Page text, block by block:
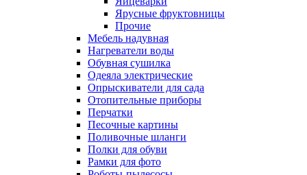
Ярусные фруктовницы
Прочие
Мебель надувная
Нагреватели воды
Обувная сушилка
Одеяла электрические
Опрыскиватели для сада
Отопительные приборы
Перчатки
Песочные картины
Поливочные шланги
Полки для обуви
Рамки для фото